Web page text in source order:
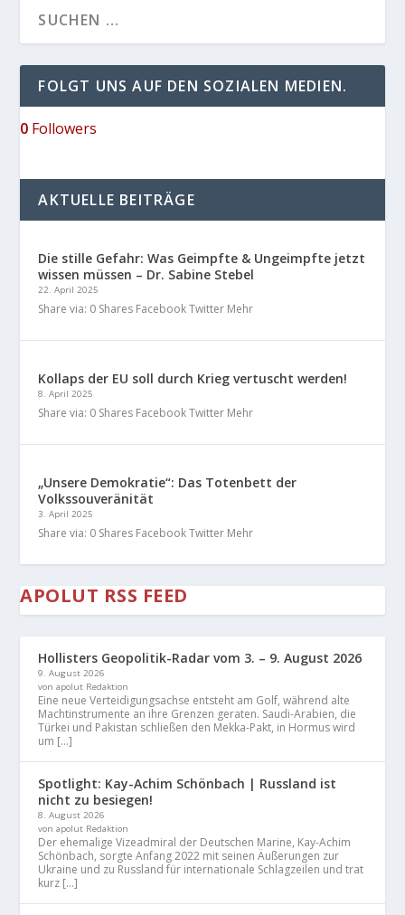
FOLGT UNS AUF DEN SOZIALEN MEDIEN.
0 Followers
AKTUELLE BEITRÄGE
Die stille Gefahr: Was Geimpfte & Ungeimpfte jetzt
wissen müssen – Dr. Sabine Stebel
22. April 2025
Share via: 0 Shares Facebook Twitter Mehr
Kollaps der EU soll durch Krieg vertuscht werden!
8. April 2025
Share via: 0 Shares Facebook Twitter Mehr
„Unsere Demokratie“: Das Totenbett der
Volkssouveränität
3. April 2025
Share via: 0 Shares Facebook Twitter Mehr
APOLUT RSS FEED
Hollisters Geopolitik-Radar vom 3. – 9. August 2026
9. August 2026
von apolut Redaktion
Eine neue Verteidigungsachse entsteht am Golf, während alte
Machtinstrumente an ihre Grenzen geraten. Saudi-Arabien, die
Türkei und Pakistan schließen den Mekka-Pakt, in Hormus wird
um […]
Spotlight: Kay-Achim Schönbach | Russland ist
nicht zu besiegen!
8. August 2026
von apolut Redaktion
Der ehemalige Vizeadmiral der Deutschen Marine, Kay-Achim
Schönbach, sorgte Anfang 2022 mit seinen Äußerungen zur
Ukraine und zu Russland für internationale Schlagzeilen und trat
kurz […]